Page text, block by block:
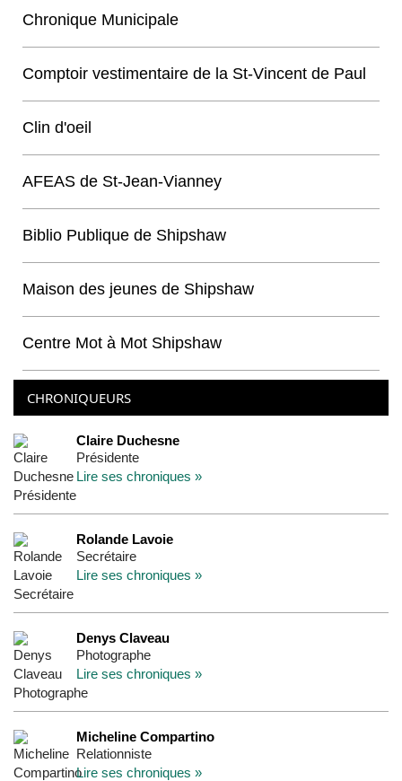
Chronique Municipale
Comptoir vestimentaire de la St-Vincent de Paul
Clin d'oeil
AFEAS de St-Jean-Vianney
Biblio Publique de Shipshaw
Maison des jeunes de Shipshaw
Centre Mot à Mot Shipshaw
CHRONIQUEURS
Claire Duchesne
Présidente
Lire ses chroniques »
Rolande Lavoie
Secrétaire
Lire ses chroniques »
Denys Claveau
Photographe
Lire ses chroniques »
Micheline Compartino
Relationniste
Lire ses chroniques »